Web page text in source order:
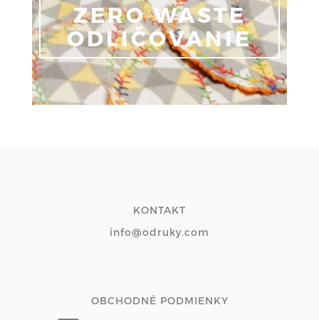
ZERO WASTE
ODLIČOVANIE
KONTAKT
info@odruky.com
OBCHODNÉ PODMIENKY